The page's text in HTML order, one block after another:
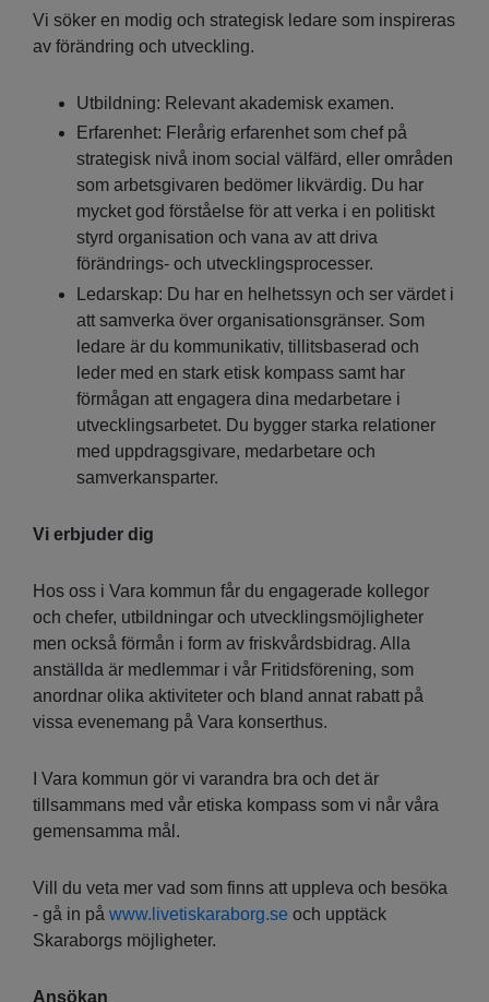
Vi söker en modig och strategisk ledare som inspireras
av förändring och utveckling.
Utbildning: Relevant akademisk examen.
Erfarenhet: Flerårig erfarenhet som chef på
strategisk nivå inom social välfärd, eller områden
som arbetsgivaren bedömer likvärdig. Du har
mycket god förståelse för att verka i en politiskt
styrd organisation och vana av att driva
förändrings- och utvecklingsprocesser.
Ledarskap: Du har en helhetssyn och ser värdet i
att samverka över organisationsgränser. Som
ledare är du kommunikativ, tillitsbaserad och
leder med en stark etisk kompass samt har
förmågan att engagera dina medarbetare i
utvecklingsarbetet. Du bygger starka relationer
med uppdragsgivare, medarbetare och
samverkansparter.
Vi erbjuder dig
Hos oss i Vara kommun får du engagerade kollegor
och chefer, utbildningar och utvecklingsmöjligheter
men också förmån i form av friskvårdsbidrag. Alla
anställda är medlemmar i vår Fritidsförening, som
anordnar olika aktiviteter och bland annat rabatt på
vissa evenemang på Vara konserthus.
I Vara kommun gör vi varandra bra och det är
tillsammans med vår etiska kompass som vi når våra
gemensamma mål.
Vill du veta mer vad som finns att uppleva och besöka
- gå in på www.livetiskaraborg.se och upptäck
Skaraborgs möjligheter.
Ansökan